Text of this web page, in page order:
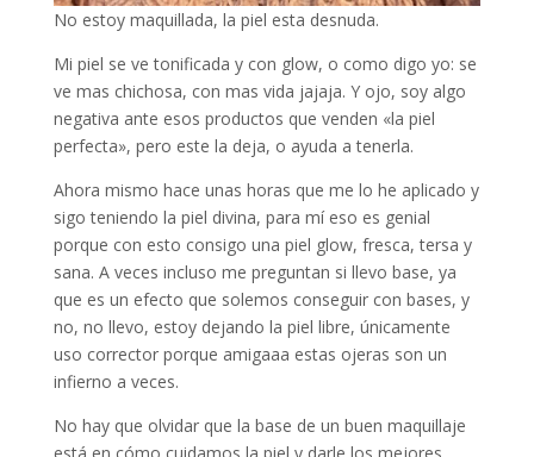
No estoy maquillada, la piel esta desnuda.
Mi piel se ve tonificada y con glow, o como digo yo: se
ve mas chichosa, con mas vida jajaja. Y ojo, soy algo
negativa ante esos productos que venden «la piel
perfecta», pero este la deja, o ayuda a tenerla.
Ahora mismo hace unas horas que me lo he aplicado y
sigo teniendo la piel divina, para mí eso es genial
porque con esto consigo una piel glow, fresca, tersa y
sana. A veces incluso me preguntan si llevo base, ya
que es un efecto que solemos conseguir con bases, y
no, no llevo, estoy dejando la piel libre, únicamente
uso corrector porque amigaaa estas ojeras son un
infierno a veces.
No hay que olvidar que la base de un buen maquillaje
está en cómo cuidamos la piel y darle los mejores